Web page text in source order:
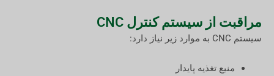
مراقبت از سیستم کنترل CNC
سیستم CNC به موارد زیر نیاز دارد:
منبع تغذیه پایدار